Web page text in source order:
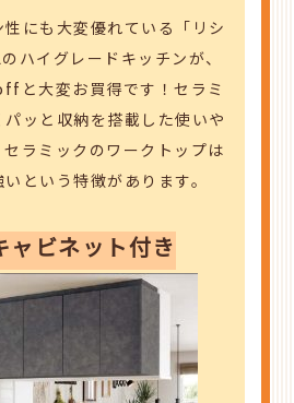
にも大変優れている「リシ
ハイグレードキッチンが、
と大変お買得です！セラミ
ッと収納を搭載した使いや
ラミックのワークトップは
という特徴があります。
ャビネット付き